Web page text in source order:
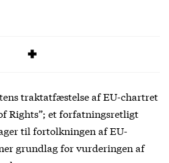
traktatfæstelse af EU-chartret
Rights”; et forfatningsretligt
til fortolkningen af EU-
grundlag for vurderingen af